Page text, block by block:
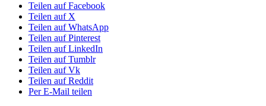
Teilen auf Facebook
Teilen auf X
Teilen auf WhatsApp
Teilen auf Pinterest
Teilen auf LinkedIn
Teilen auf Tumblr
Teilen auf Vk
Teilen auf Reddit
Per E-Mail teilen